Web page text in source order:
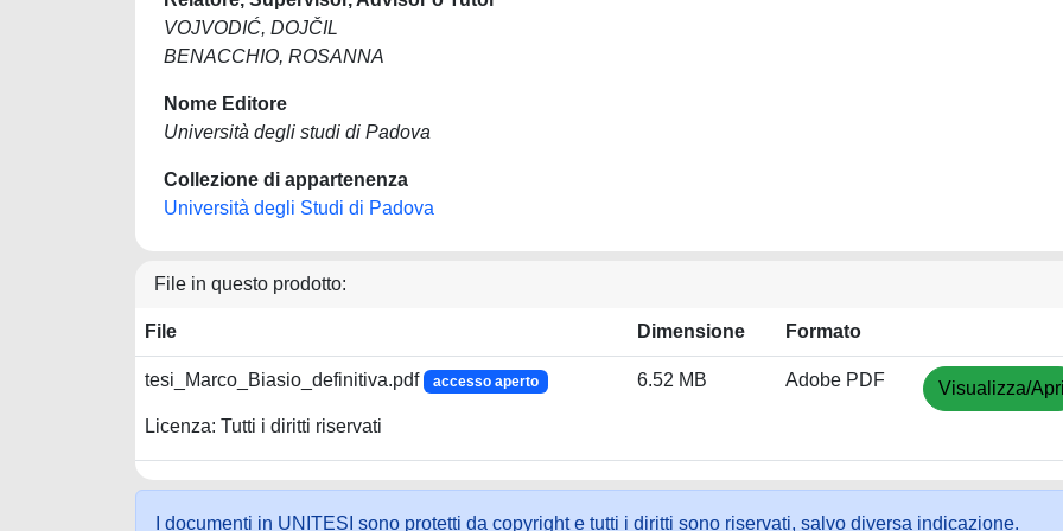
VOJVODIĆ, DOJČIL
BENACCHIO, ROSANNA
Nome Editore
Università degli studi di Padova
Collezione di appartenenza
Università degli Studi di Padova
File in questo prodotto:
File Dimensione Formato
tesi_Marco_Biasio_definitiva.pdf accesso aperto
Licenza: Tutti i diritti riservati
6.52 MB Adobe PDF Visualizza/
I documenti in UNITESI sono protetti da copyright e tutti i diritti sono riservati, salvo diversa indicazione.